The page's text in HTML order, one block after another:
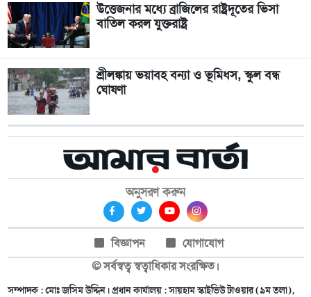
উত্তেজনার মধ্যে ব্রাজিলের রাষ্ট্রদূতের ভিসা
বাতিল করল যুক্তরাষ্ট্র
শ্রীলঙ্কায় ভয়াবহ বন্যা ও ভূমিধস, স্কুল বন্ধ
ঘোষণা
অনুসরণ করুন
বিজ্ঞাপন
যোগাযোগ
© সর্বস্বত্ব স্বত্বাধিকার সংরক্ষিত।
সম্পাদক : মোঃ জসিম উদ্দিন। প্রধান কার্যালয় : সায়হাম স্কাইভিউ টাওয়ার (৯ম তলা),